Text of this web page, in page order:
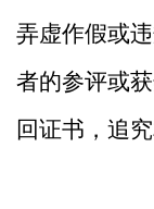
弄虚作假或
者的参评或
回证书， 追